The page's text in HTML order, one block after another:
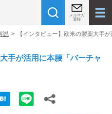
メルマガ
登録
説 > 【インタビュー】欧米の製薬大手
手が活用に本腰「バーチャ